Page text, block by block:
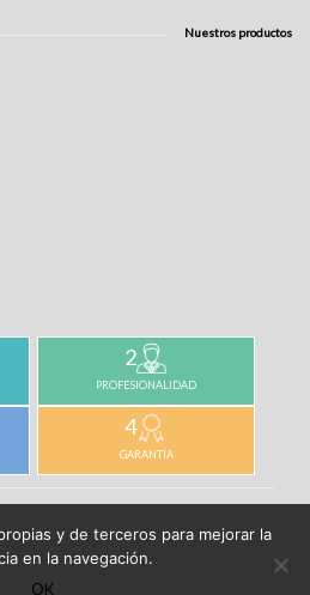
Nuestros productos
2
PROFESIONALIDAD
4
GARANTÍA
y de terceros para mejorar la
en la navegación.
OK